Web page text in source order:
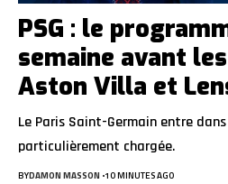
PSG : le
semaine avant
Aston Villa et
Le Paris Saint-Germain entre
particulièrement chargée.
BYDAMON MASSON 10 MINUTES AGO